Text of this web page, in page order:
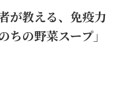
が教える、免疫力
ちの野菜スープ」